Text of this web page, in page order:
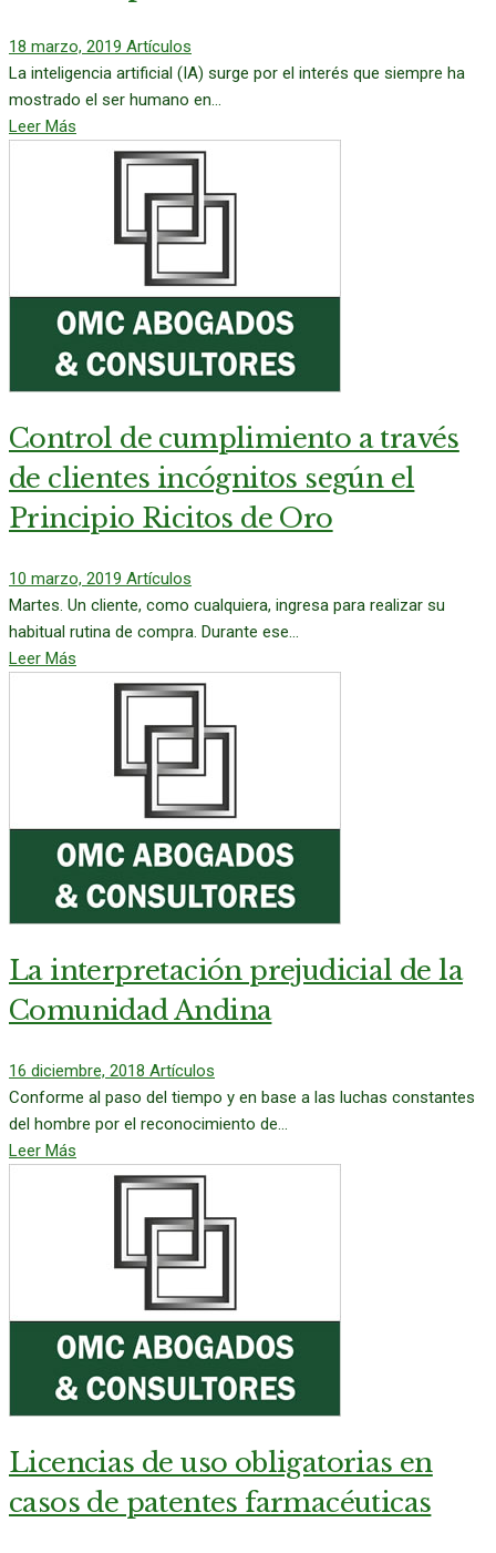
18 marzo, 2019 Artículos
La inteligencia artificial (IA) surge por el interés que siempre ha
mostrado el ser humano en...
Leer Más
Control de cumplimiento a través
de clientes incógnitos según el
Principio Ricitos de Oro
10 marzo, 2019 Artículos
Martes. Un cliente, como cualquiera, ingresa para realizar su
habitual rutina de compra. Durante ese...
Leer Más
La interpretación prejudicial de la
Comunidad Andina
16 diciembre, 2018 Artículos
Conforme al paso del tiempo y en base a las luchas constantes
del hombre por el reconocimiento de...
Leer Más
Licencias de uso obligatorias en
casos de patentes farmacéuticas